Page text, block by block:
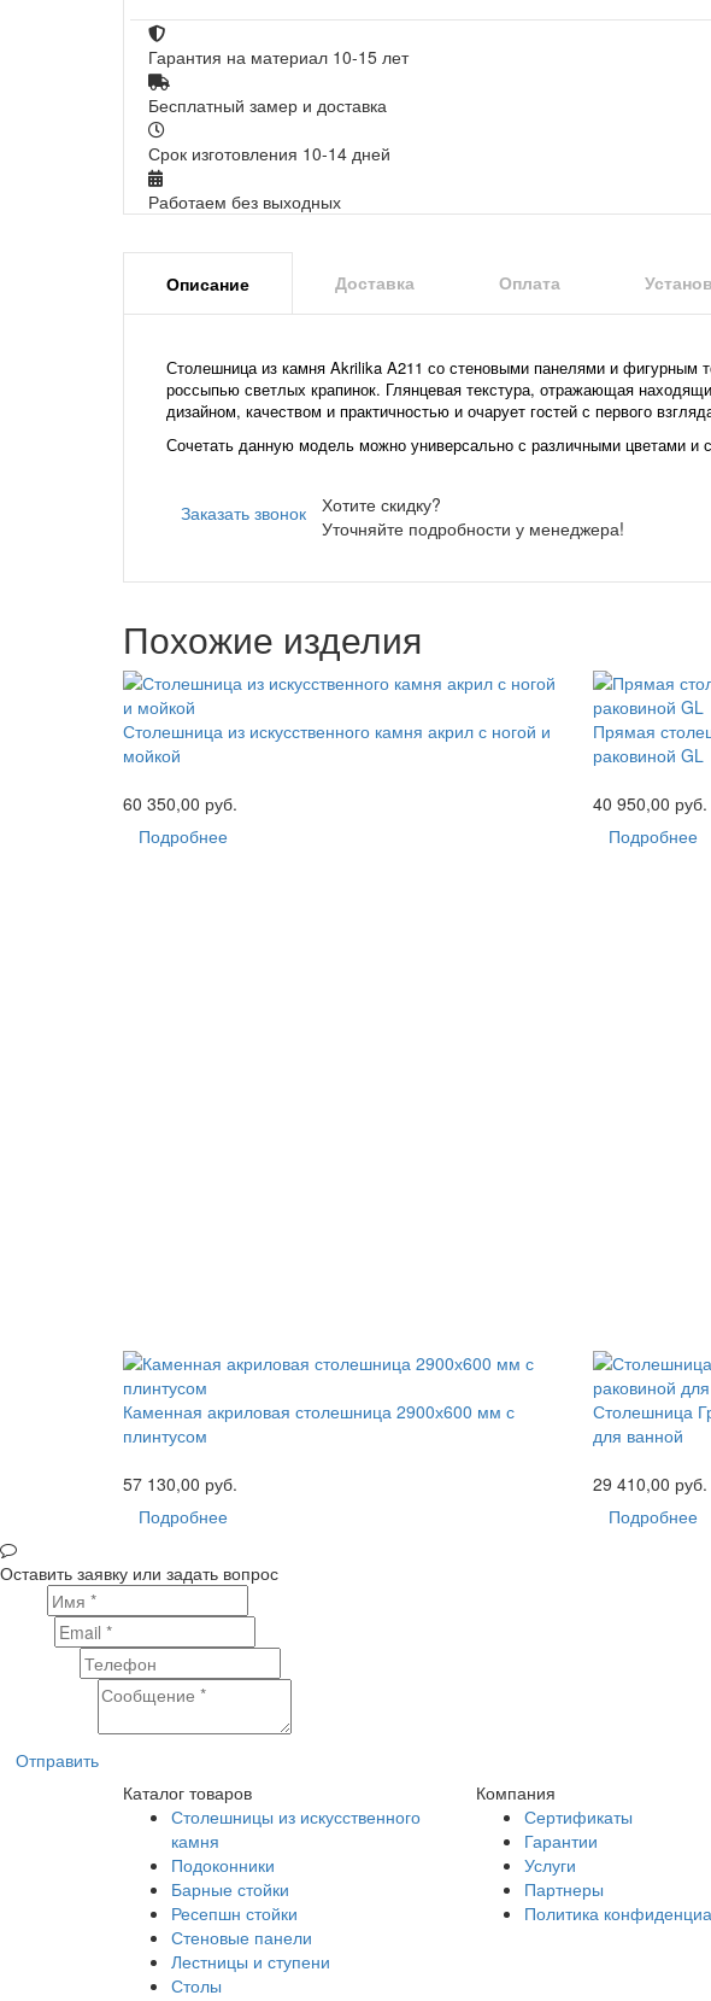
Гарантия на материал 10-15 лет
Бесплатный замер и доставка
Срок изготовления 10-14 дней
Работаем без выходных
Описание Доставка Оплата
Столешница из камня Akrilika A211 со стеновыми панелями и фигурным
россыпью светлых крапинок. Глянцевая текстура, отражающая
дизайном, качеством и практичностью и очарует гостей с первого
Сочетать данную модель можно универсально с различными цветами и
Заказать звонок
Хотите скидку?
Уточняйте подробности у менеджера!
Похожие изделия
Столешница из искусственного камня акрил с ногой и
мойкой
60 350,00 руб.
Подробнее
Прямая
раковиной GL
40 950,00 руб.
Подробнее
Каменная акриловая столешница 2900х600 мм с
плинтусом
57 130,00 руб.
Подробнее
Столешница
для ванной
29 410,00 руб.
Подробнее
Оставить заявку или задать вопрос
Отправить
Каталог товаров
Столешницы из искусственного
камня
Подоконники
Барные стойки
Ресепшн стойки
Стеновые панели
Лестницы и ступени
Столы
Компания
Сертификаты
Гарантии
Услуги
Партнеры
Политика